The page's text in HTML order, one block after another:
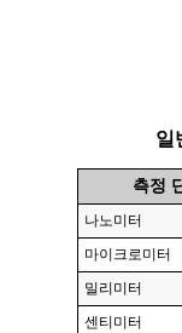
일
측정
나노미터
마이크로미터
밀리미터
센티미터